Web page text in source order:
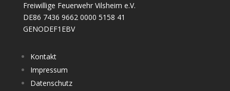
Freiwillige Feuerwehr Vilsheim e.V.
DE86 7436 9662 0000 5158 41
GENODEF1EBV
Kontakt
Impressum
Datenschutz